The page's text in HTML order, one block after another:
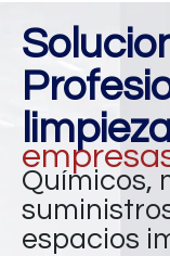
Químicos,
espacios